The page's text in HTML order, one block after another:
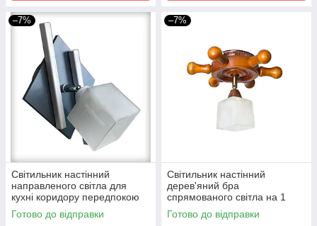
–7%
Світильник настінний
направленого світла для
кухні коридору передпокою
гардеробної бра Данко/1
біло-сіре
Готово до відправки
–7%
Світильник настінний
дерев'яний бра
спрямованого світла на 1
плафон Штурвал коричнева
для кухні спальні дитячої
Готово до відправки